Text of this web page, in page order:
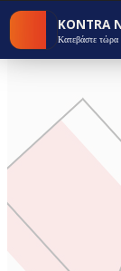
KONTRA
Κατεβάστε τώρα